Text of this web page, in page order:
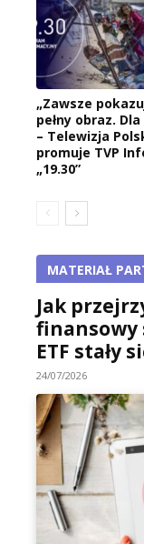
„Zawsze
pełny obraz. Dla
– Telewizja
promuje TVP
„19.30”
MATERIAŁ
Jak
finansowy
ETF stały
24/07/2026